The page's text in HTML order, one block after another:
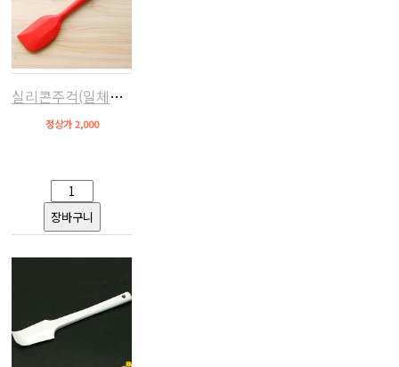
실리콘주걱(일체형,레드,소)
정상가 2,000